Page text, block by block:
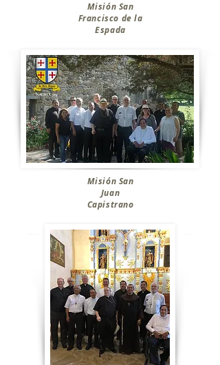
Misión San
Francisco de la
Espada
Misión San
Juan
Capistrano